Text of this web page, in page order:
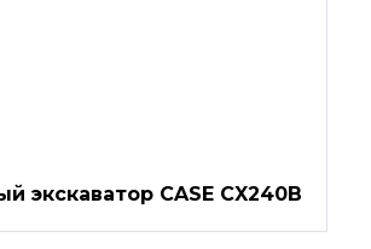
экскаватор CASE CX240B